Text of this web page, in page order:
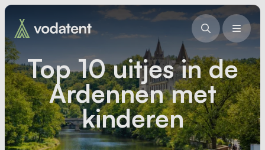
Top 10 uitjes in de
Ardennen met
kinderen